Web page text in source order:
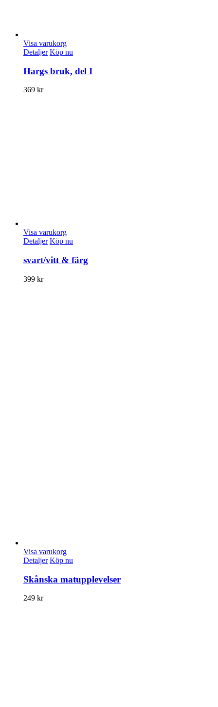
Visa varukorg
Detaljer Köp nu
Hargs bruk, del I
369 kr
Visa varukorg
Detaljer Köp nu
svart/vitt & färg
399 kr
Visa varukorg
Detaljer Köp nu
Skånska matupplevelser
249 kr